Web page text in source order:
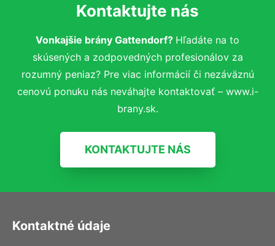
Kontaktujte nás
Vonkajšie brány Gattendorf? Hľadáte na to
skúsených a zodpovedných profesionálov za
rozumný peniaz? Pre viac informácií či nezáväznú
cenovú ponuku nás neváhajte kontaktovať – www.i-
brany.sk.
KONTAKTUJTE NÁS
Kontaktné údaje